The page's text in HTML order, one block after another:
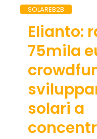
SOLAREB2B
Elianto:
75mila
solari a